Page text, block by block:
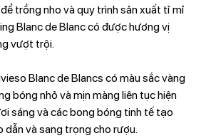
trồng nho và quy trình sản xuất tỉ mỉ
Blanc de Blanc có được hương vị
vượt trội.
Blanc de Blancs có màu sắc vàng
bóng nhỏ và mịn màng liên tục hiện
sáng và các bong bóng tinh tế tạo
dẫn và sang trọng cho rượu.